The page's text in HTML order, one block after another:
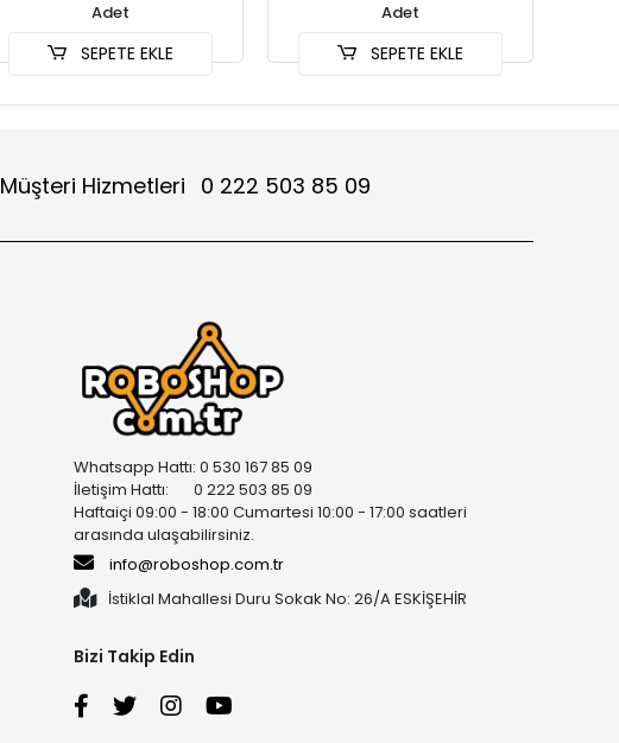
Adet
SEPETE EKLE
Adet
SEPETE EKLE
Müşteri Hizmetleri 0 222 503 85 09
Whatsapp Hattı: 0 530 167 85 09
İletişim Hattı: 0 222 503 85 09
Haftaiçi 09:00 - 18:00 Cumartesi 10:00 - 17:00 saatleri
arasında ulaşabilirsiniz.
info@roboshop.com.tr
İstiklal Mahallesi Duru Sokak No: 26/A ESKİŞEHİR
Bizi Takip Edin